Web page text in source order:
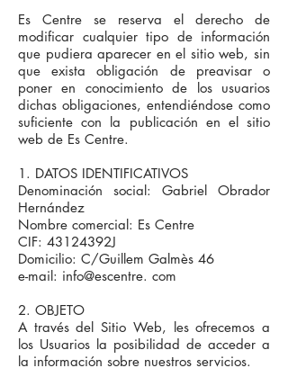
Es Centre se reserva el derecho de
modificar cualquier tipo de información
que pudiera aparecer en el sitio web, sin
que exista obligación de preavisar o
poner en conocimiento de los usuarios
dichas obligaciones, entendiéndose como
suficiente con la publicación en el sitio
web de Es Centre.
1. DATOS IDENTIFICATIVOS
Denominación social: Gabriel Obrador
Hernández
Nombre comercial: Es Centre
CIF: 43124392J
Domicilio: C/Guillem Galmès 46
e-mail: info@escentre. com
2. OBJETO
A través del Sitio Web, les ofrecemos a
los Usuarios la posibilidad de acceder a
la información sobre nuestros servicios.